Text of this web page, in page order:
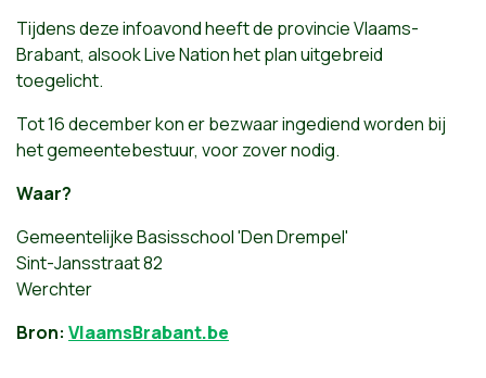
Tijdens deze infoavond heeft de provincie Vlaams-
Brabant, alsook Live Nation het plan uitgebreid
toegelicht.
Tot 16 december kon er bezwaar ingediend worden bij
het gemeentebestuur, voor zover nodig.
Waar?
Gemeentelijke Basisschool 'Den Drempel'
Sint-Jansstraat 82
Werchter
Bron: VlaamsBrabant.be